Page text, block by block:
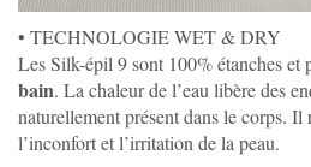
• TECHNOLOGIE WET & DRY
Les Silk-épil 9 sont 100% étanches et
bain. La chaleur de l’eau libère des
naturellement présent dans le corps. Il
l’inconfort et l’irritation de la peau.